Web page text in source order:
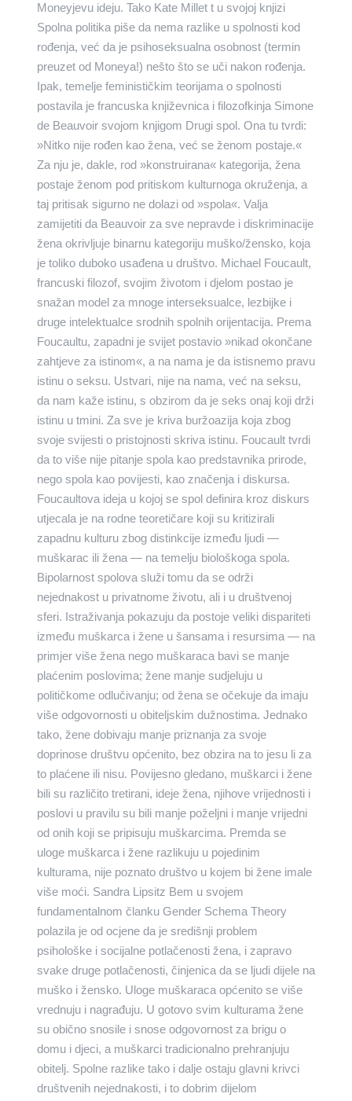
Moneyjevu ideju. Tako Kate Millet t u svojoj knjizi
Spolna politika piše da nema razlike u spolnosti kod
rođenja, već da je psihoseksualna osobnost (termin
preuzet od Moneya!) nešto što se uči nakon rođenja.
Ipak, temelje feminističkim teorijama o spolnosti
postavila je francuska književnica i filozofkinja Simone
de Beauvoir svojom knjigom Drugi spol. Ona tu tvrdi:
»Nitko nije rođen kao žena, već se ženom postaje.«
Za nju je, dakle, rod »konstruirana« kategorija, žena
postaje ženom pod pritiskom kulturnoga okruženja, a
taj pritisak sigurno ne dolazi od »spola«. Valja
zamijetiti da Beauvoir za sve nepravde i diskriminacije
žena okrivljuje binarnu kategoriju muško/žensko, koja
je toliko duboko usađena u društvo. Michael Foucault,
francuski filozof, svojim životom i djelom postao je
snažan model za mnoge interseksualce, lezbijke i
druge intelektualce srodnih spolnih orijentacija. Prema
Foucaultu, zapadni je svijet postavio »nikad okončane
zahtjeve za istinom«, a na nama je da istisnemo pravu
istinu o seksu. Ustvari, nije na nama, već na seksu,
da nam kaže istinu, s obzirom da je seks onaj koji drži
istinu u tmini. Za sve je kriva buržoazija koja zbog
svoje svijesti o pristojnosti skriva istinu. Foucault tvrdi
da to više nije pitanje spola kao predstavnika prirode,
nego spola kao povijesti, kao značenja i diskursa.
Foucaultova ideja u kojoj se spol definira kroz diskurs
utjecala je na rodne teoretičare koji su kritizirali
zapadnu kulturu zbog distinkcije između ljudi —
muškarac ili žena — na temelju biološkoga spola.
Bipolarnost spolova služi tomu da se održi
nejednakost u privatnome životu, ali i u društvenoj
sferi. Istraživanja pokazuju da postoje veliki dispariteti
između muškarca i žene u šansama i resursima — na
primjer više žena nego muškaraca bavi se manje
plaćenim poslovima; žene manje sudjeluju u
političkome odlučivanju; od žena se očekuje da imaju
više odgovornosti u obiteljskim dužnostima. Jednako
tako, žene dobivaju manje priznanja za svoje
doprinose društvu općenito, bez obzira na to jesu li za
to plaćene ili nisu. Povijesno gledano, muškarci i žene
bili su različito tretirani, ideje žena, njihove vrijednosti i
poslovi u pravilu su bili manje poželjni i manje vrijedni
od onih koji se pripisuju muškarcima. Premda se
uloge muškarca i žene razlikuju u pojedinim
kulturama, nije poznato društvo u kojem bi žene imale
više moći. Sandra Lipsitz Bem u svojem
fundamentalnom članku Gender Schema Theory
polazila je od ocjene da je središnji problem
psihološke i socijalne potlačenosti žena, i zapravo
svake druge potlačenosti, činjenica da se ljudi dijele na
muško i žensko. Uloge muškaraca općenito se više
vrednuju i nagrađuju. U gotovo svim kulturama žene
su obično snosile i snose odgovornost za brigu o
domu i djeci, a muškarci tradicionalno prehranjuju
obitelj. Spolne razlike tako i dalje ostaju glavni krivci
društvenih nejednakosti, i to dobrim dijelom